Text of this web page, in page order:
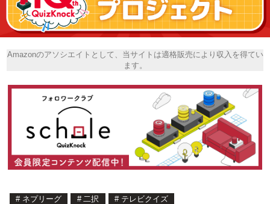
Amazonのアソシエイトとして、当サイトは適格販売により収入を得てい
ます。
# ネプリーグ # 二択 # テレビクイズ